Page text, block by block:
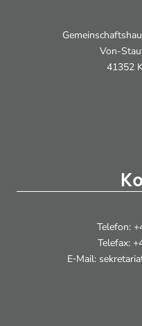
Von-
41352
Telefon:
Telefax:
E‑Mail: